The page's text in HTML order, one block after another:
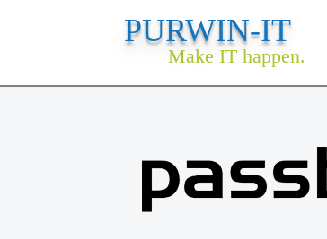
PURWIN-IT
Make IT happen.